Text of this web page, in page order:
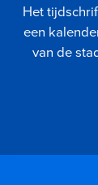
Het
een
van de